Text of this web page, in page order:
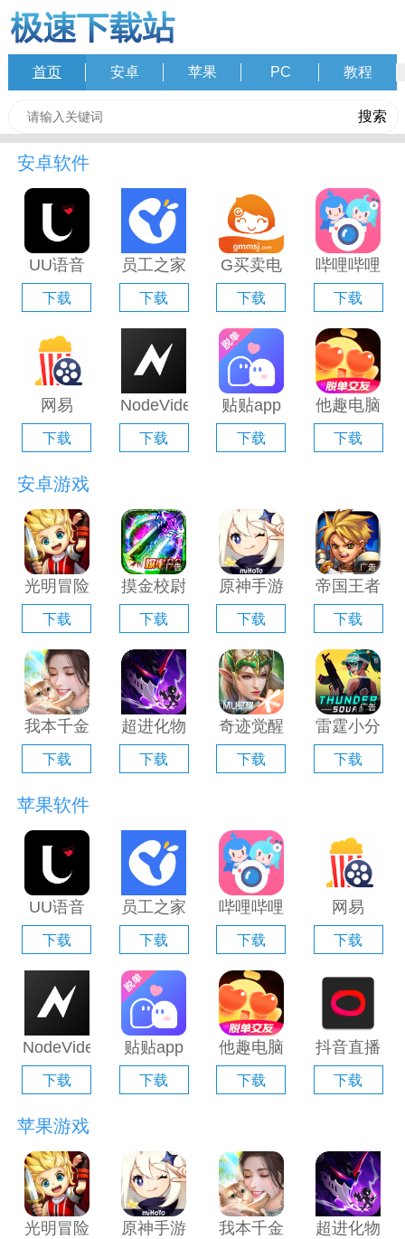
首页 安卓 苹果 PC 教程
安卓软件
UU语音
电脑版
「含模拟
器」
下载
员工之家
电脑版
「含模拟
下载
G买卖电
脑版「含
模拟器」
下载
哔哩哔哩
直播姬电
脑版「含
模拟器」
下载
网易
Filmly电
脑版「含
模拟器」
下载
NodeVideo
电脑版
「含模拟
下载
贴贴app
电脑版
「含模拟
下载
他趣电脑
版「含模
拟器」
下载
安卓游戏
光明冒险
电脑版
「含模拟
器」
下载
摸金校尉
之伏魔殿
电脑版
「含模拟
器」
下载
原神手游
电脑版
「含模拟
器」
下载
帝国王者
归来电脑
版「含模
拟器」
下载
我本千金
手游电脑
版「含模
拟器」
下载
超进化物
语2电脑
版「含模
下载
奇迹觉醒
电脑版
「含模拟
下载
雷霆小分
队电脑版
「含模拟
下载
苹果软件
UU语音
电脑版
「含模拟
下载
员工之家
电脑版
「含模拟
器」
下载
哔哩哔哩
直播姬电
脑版「含
模拟器」
下载
网易
Filmly电
脑版「含
模拟器」
下载
NodeVideo
电脑版
「含模拟
器」
下载
贴贴app
电脑版
「含模拟
下载
他趣电脑
版「含模
拟器」
下载
抖音直播
伴侣电脑
版「含模
下载
苹果游戏
光明冒险
原神手游
我本千金
超进化物